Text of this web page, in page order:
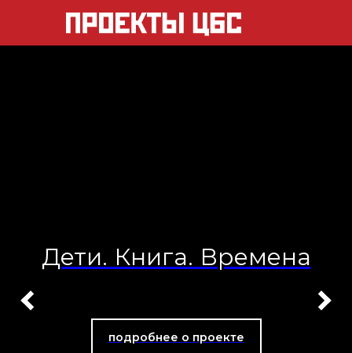
Дети. Книга. Времена
подробнее о проекте